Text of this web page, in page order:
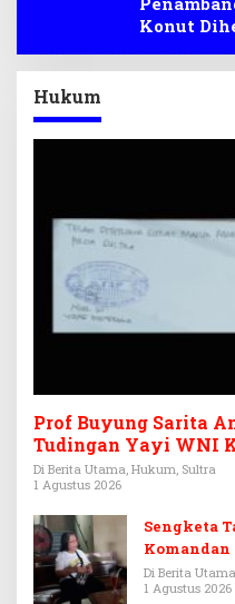
Konut
Hukum
Prof Buyung Sarita
Tudingan Yayi WNI
Rp3,6 Miliar
Di Berita Utama, Hukum, Sultra
1 Agustus 2026
Sengketa
Komandan
Warisan
Di Berita
1 Agustus 2026